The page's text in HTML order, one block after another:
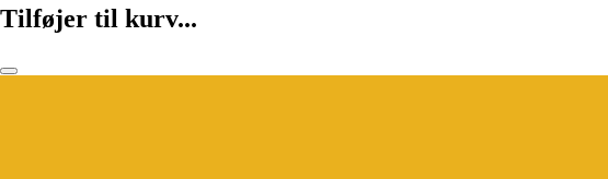
Tilføjer til kurv...